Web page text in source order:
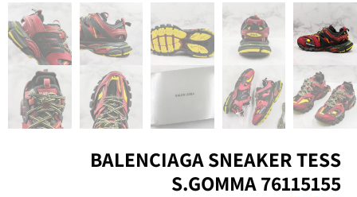
BALENCIAGA SNEAKER TESS
S.GOMMA 76115155